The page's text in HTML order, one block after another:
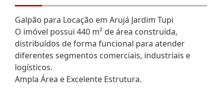
Galpão para Locação em Arujá Jardim Tupi
O imóvel possui 440 m² de área construída,
distribuídos de forma funcional para atender
diferentes segmentos comerciais, industriais e
logísticos.
Ampla Área e Excelente Estrutura.